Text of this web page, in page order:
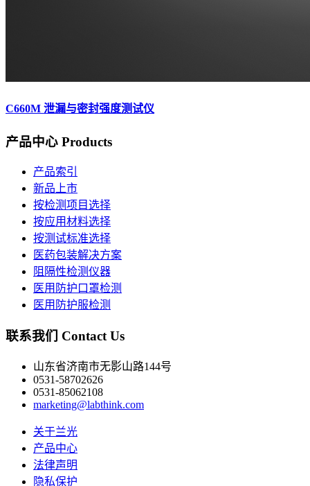
C660M 泄漏与密封强度测试仪
产品中心 Products
产品索引
新品上市
按检测项目选择
按应用材料选择
按测试标准选择
医药包装解决方案
阻隔性检测仪器
医用防护口罩检测
医用防护服检测
联系我们 Contact Us
山东省济南市无影山路144号
0531-58702626
0531-85062108
marketing@labthink.com
关于兰光
产品中心
法律声明
隐私保护